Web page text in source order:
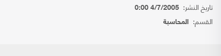
تاريخ النشر: 4/7/2005 0:00
القسم: المحاسبة